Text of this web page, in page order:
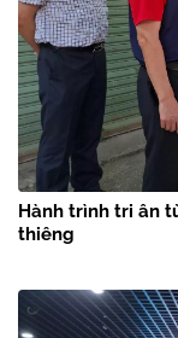
Hành trình tri ân
thiêng